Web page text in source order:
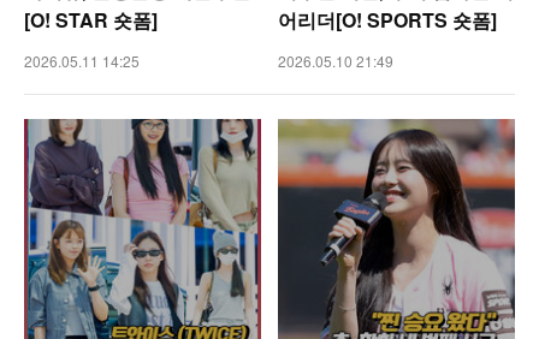
[O! STAR 숏폼]
2026.05.11 14:25
어리더[O! SPORTS 숏폼]
2026.05.10 21:49